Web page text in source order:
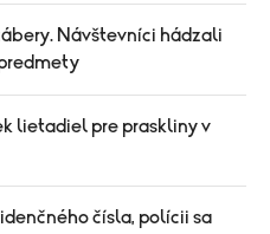
Návštevníci hádzali
lietadiel pre praskliny v
čísla, polícii sa